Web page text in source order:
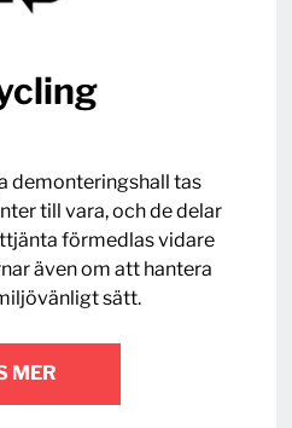
demonteringshall tas
till vara, och de delar
förmedlas vidare
även om att hantera
sätt.
MER